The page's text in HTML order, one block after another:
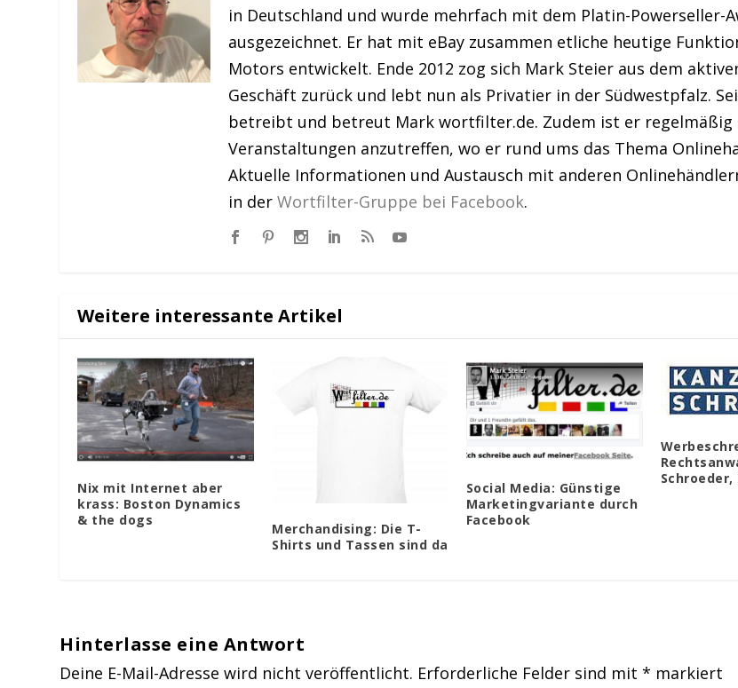
in Deutschland und wurde mehrfach mit dem Platin-Powerseller-
ausgezeichnet. Er hat mit eBay zusammen etliche heutige
Motors entwickelt. Ende 2012 zog sich Mark Steier aus dem
Geschäft zurück und lebt nun als Privatier in der Südwestpfalz.
betreibt und betreut Mark wortfilter.de. Zudem ist er regelmäßig
Veranstaltungen anzutreffen, wo er rund ums das Thema
Aktuelle Informationen und Austausch mit anderen
in derWortfilter-Gruppe bei Facebook.
Weitere interessante Artikel
Nix mit Internet aber
krass: Boston Dynamics
& the dogs
Merchandising: Die T-
Shirts und Tassen sind da
Social Media: Günstige
Marketingvariante durch
Facebook
Schroeder,
Hinterlasse eine Antwort
Deine E-Mail-Adresse wird nicht veröffentlicht. Erforderliche Felder sind mit* markiert